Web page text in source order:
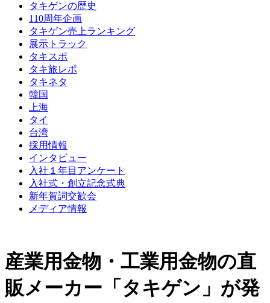
タキゲンの歴史
110周年企画
タキゲン売上ランキング
展示トラック
タキスポ
タキ旅レポ
タキネタ
韓国
上海
タイ
台湾
採用情報
インタビュー
入社１年目アンケート
入社式・創立記念式典
新年賀詞交歓会
メディア情報
産業用金物・工業用金物の直
販メーカー「タキゲン」が発